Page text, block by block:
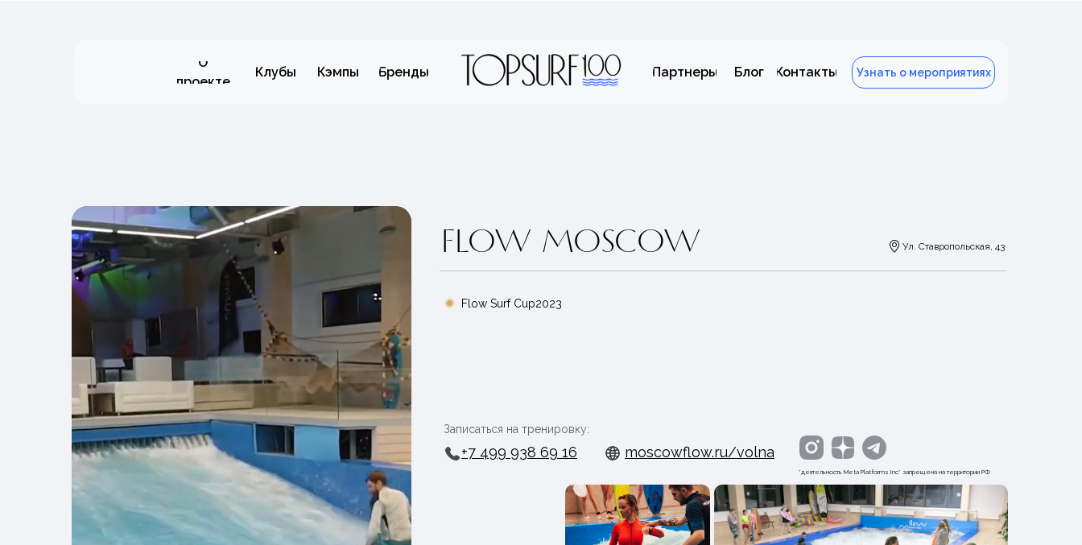
О
проекте
Партнеры Блог Узнать о мероприятиях
Контакты
Кэмпы
Клубы Бренды
FLOW MOSCOW Ул. Ставропольская, 43
Flow Surf Cup2023
moscowflow.ru/volna
+7 499 938 69 16
Записаться на тренировку:
*деятельность Meta Platforms Inc* запрещена на территории РФ